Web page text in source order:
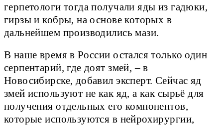
герпетологи тогда получали яды из гадюки,
гирзы и кобры, на основе которых в
дальнейшем производились мази.
В наше время в России остался только один
серпентарий, где доят змей, – в
Новосибирске, добавил эксперт. Сейчас яд
змей используют не как яд, а как сырьё для
получения отдельных его компонентов,
которые используются в нейрохирургии,